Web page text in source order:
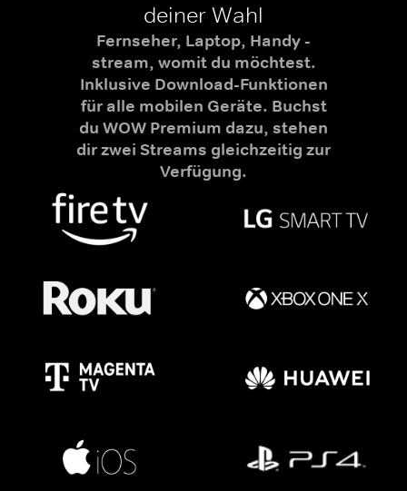
deiner Wahl
Fernseher, Laptop, Handy -
stream, womit du möchtest.
Inklusive Download-Funktionen
für alle mobilen Geräte. Buchst
du WOW Premium dazu, stehen
dir zwei Streams gleichzeitig zur
Verfügung.